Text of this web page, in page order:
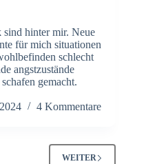
sind hinter mir. Neue
für mich situationen
schlecht
angstzustände
gemacht.
4 Kommentare
WEITER